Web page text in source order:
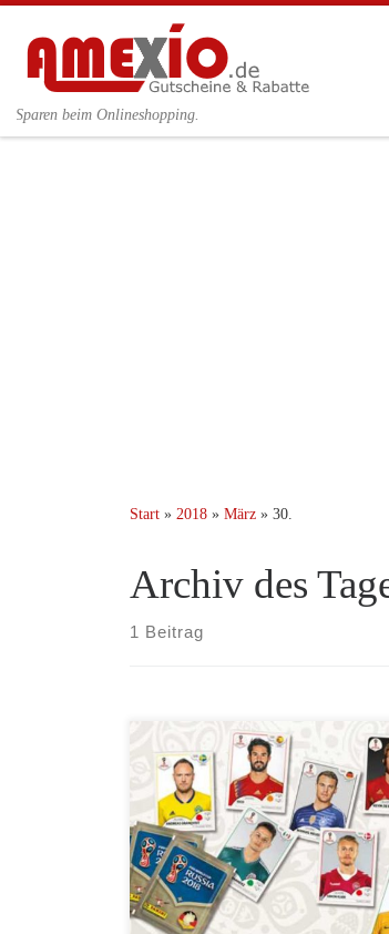
Zum Inhalt springen
Sparen beim Onlineshopping.
Start » 2018 » März » 30.
Archiv des
1 Beitrag
Nicht mehr lang bis zum Start der
in Russland. Wie immer fiebern die
dem Panini Album entgegen. Das
die Sticker sind seit dem 27.03.2018
können im Zeitschriftenhandel, aber
wie z.B. bei eBay oder Amazon
Panini Sammel-Album […]